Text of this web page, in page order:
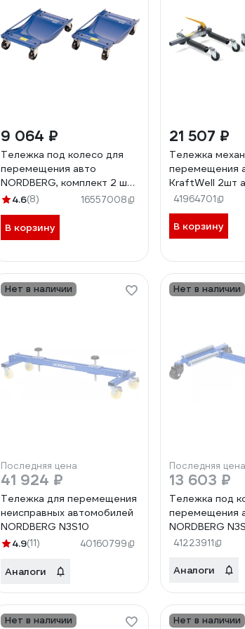
9 064 ₽
Тележка под колесо для
перемещения авто
NORDBERG, комплект 2 шт.,
N3S4.6(8) 16557008
В корзину
21 507 ₽
Тележка
перемещения
KraftWell 2шт
CDM
41964701
В корзину
Нет в наличии
Последняя цена
41 924 ₽
Тележка для перемещения
неисправных автомобилей
NORDBERG N3S10
4.9(11) 40160799
Аналоги
Нет в наличии
Последняя цена
13 603 ₽
Тележка под
перемещения
NORDBERG
41223911
Аналоги
Нет в наличии Нет в наличии